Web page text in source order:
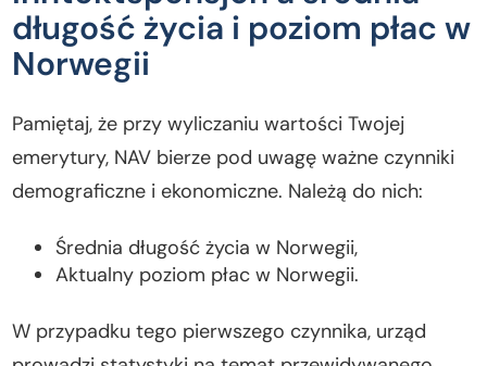
długość życia i poziom płac w
Norwegii
Pamiętaj, że przy wyliczaniu wartości Twojej
emerytury, NAV bierze pod uwagę ważne czynniki
demograficzne i ekonomiczne. Należą do nich:
Średnia długość życia w Norwegii,
Aktualny poziom płac w Norwegii.
W przypadku tego pierwszego czynnika, urząd